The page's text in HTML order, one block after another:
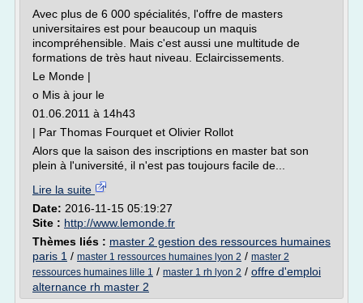
Avec plus de 6 000 spécialités, l'offre de masters
universitaires est pour beaucoup un maquis
incompréhensible. Mais c'est aussi une multitude de
formations de très haut niveau. Eclaircissements.
Le Monde |
o Mis à jour le
01.06.2011 à 14h43
| Par Thomas Fourquet et Olivier Rollot
Alors que la saison des inscriptions en master bat son
plein à l'université, il n'est pas toujours facile de...
Lire la suite
Date: 2016-11-15 05:19:27
Site : http://www.lemonde.fr
Thèmes liés : master 2 gestion des ressources humaines
paris 1 / master 1 ressources humaines lyon 2 / master 2
ressources humaines lille 1 / master 1 rh lyon 2 / offre d'emploi
alternance rh master 2